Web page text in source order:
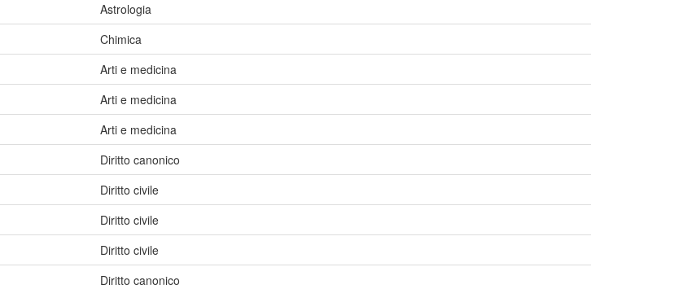
Astrologia
Chimica
Arti e medicina
Arti e medicina
Arti e medicina
Diritto canonico
Diritto civile
Diritto civile
Diritto civile
Diritto canonico